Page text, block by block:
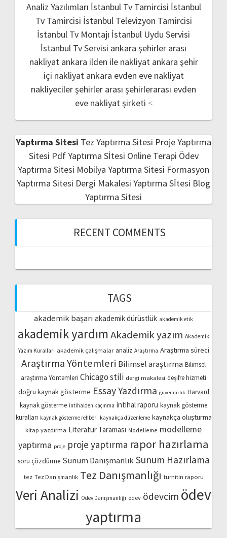
Analiz Yazılımları İstanbul Tv Tamircisi İstanbul
Tv Tamircisi İstanbul Televizyon Tamircisi
İstanbul Tv Montajı İstanbul Uydu Servisi
İstanbul Tv Servisi ankara şehirler arası
nakliyat ankara ilden ile nakliyat ankara şehir
içi nakliyat ankara evden eve nakliyat
nakliyeciler şehirler arası şehirlerarası evden
eve nakliyat şirketi <
Yaptırma Sitesi Tez Yaptırma Sitesi Proje Yaptırma
Sitesi Pdf Yaptırma Sİtesi Online Terapi Ödev
Yaptırma Sitesi Mobilya Yaptırma Sitesi Formasyon
Yaptırma Sitesi Dergi Makalesi Yaptırma Sİtesi Blog
Yaptırma Sitesi
RECENT COMMENTS
TAGS
akademik başarı akademik dürüstlük akademik etik
akademik yardımAkademik yazım Akademik
Yazım Kuralları akademik çalışmalar analiz Araştırma Araştırma süreci
Araştırma Yöntemleri Bilimsel araştırma Bilimsel
araştırma Yöntemleri Chicago stili dergi makalesi deşifre hizmeti
doğru kaynak gösterme Essay Yazdırma güvenilirlik Harvard
kaynak gösterme intihalden kaçınma intihal raporu kaynak gösterme
kuralları kaynak gösterme rehberi kaynakça düzenleme kaynakça oluşturma
kitap yazdırma Literatür Taraması Modelleme modelleme
yaptırma proje proje yaptırma rapor hazırlama
soru çözdürme Sunum Danışmanlık Sunum Hazırlama
tez Tez Danışmanlık Tez Danışmanlığı turnitin raporu
Veri Analizi Ödev Danışmanlığı ödev ödevcim ödev
yaptırma